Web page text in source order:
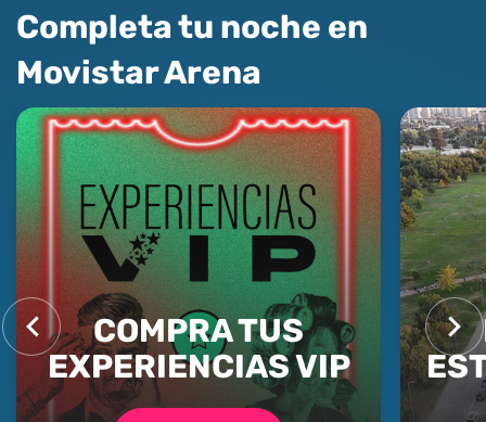
Completa tu noche en
Movistar Arena
COMPRA TUS
EXPERIENCIAS VIP